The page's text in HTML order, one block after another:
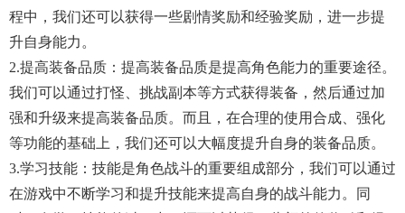
程中，我们还可以获得一些剧情奖励和经验奖励，进一步提
升自身能力。
2.提高装备品质：提高装备品质是提高角色能力的重要途径。
我们可以通过打怪、挑战副本等方式获得装备，然后通过加
强和升级来提高装备品质。而且，在合理的使用合成、强化
等功能的基础上，我们还可以大幅度提升自身的装备品质。
3.学习技能：技能是角色战斗的重要组成部分，我们可以通过
在游戏中不断学习和提升技能来提高自身的战斗能力。同